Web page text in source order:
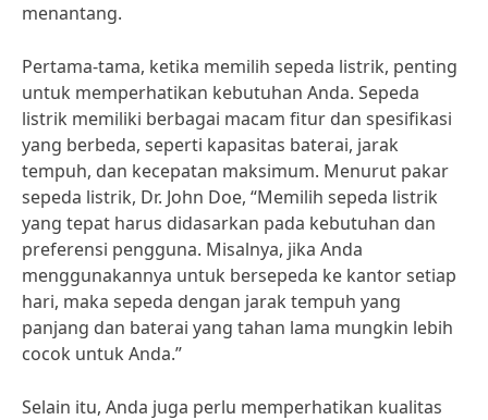
menantang.
Pertama-tama, ketika memilih sepeda listrik, penting
untuk memperhatikan kebutuhan Anda. Sepeda
listrik memiliki berbagai macam fitur dan spesifikasi
yang berbeda, seperti kapasitas baterai, jarak
tempuh, dan kecepatan maksimum. Menurut pakar
sepeda listrik, Dr. John Doe, “Memilih sepeda listrik
yang tepat harus didasarkan pada kebutuhan dan
preferensi pengguna. Misalnya, jika Anda
menggunakannya untuk bersepeda ke kantor setiap
hari, maka sepeda dengan jarak tempuh yang
panjang dan baterai yang tahan lama mungkin lebih
cocok untuk Anda.”
Selain itu, Anda juga perlu memperhatikan kualitas